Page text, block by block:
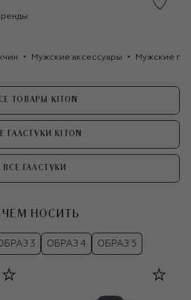
Мужские аксессуары Мужские
ТОВАРЫ KITON
ГАЛСТУКИ KITON
ВСЕ ГАЛСТУКИ
ЧЕМ НОСИТЬ
3 ОБРАЗ 4 ОБРАЗ 5